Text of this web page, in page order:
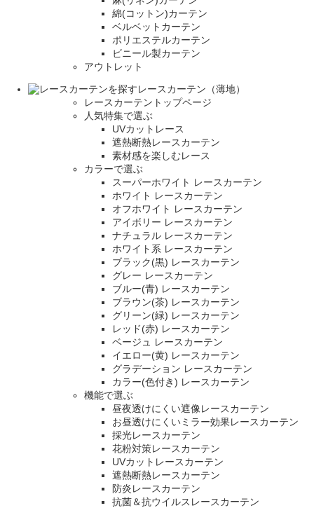
綿(コットン)カーテン
ベルベットカーテン
ポリエステルカーテン
ビニール製カーテン
アウトレット
レースカーテン（薄地）
レースカーテントップページ
人気特集で選ぶ
UVカットレース
遮熱断熱レースカーテン
素材感を楽しむレース
カラーで選ぶ
スーパーホワイト レースカーテン
ホワイト レースカーテン
オフホワイト レースカーテン
アイボリー レースカーテン
ナチュラル レースカーテン
ホワイト系 レースカーテン
ブラック(黒) レースカーテン
グレー レースカーテン
ブルー(青) レースカーテン
ブラウン(茶) レースカーテン
グリーン(緑) レースカーテン
レッド(赤) レースカーテン
ベージュ レースカーテン
イエロー(黄) レースカーテン
グラデーション レースカーテン
カラー(色付き) レースカーテン
機能で選ぶ
昼夜透けにくい遮像レースカーテン
お昼透けにくいミラー効果レースカーテン
採光レースカーテン
花粉対策レースカーテン
UVカットレースカーテン
遮熱断熱レースカーテン
防炎レースカーテン
抗菌＆抗ウイルスレースカーテン